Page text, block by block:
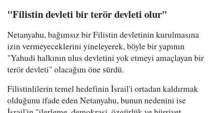
"Filistin devleti bir terör devleti olur"
Netanyahu, bağımsız bir Filistin devletinin kurulmasına
izin vermeyeceklerini yineleyerek, böyle bir yapının
"Yahudi halkının ulus devletini yok etmeyi amaçlayan bir
terör devleti" olacağını öne sürdü.
Filistinlilerin temel hedefinin İsrail'i ortadan kaldırmak
olduğunu ifade eden Netanyahu, bunun nedenini ise